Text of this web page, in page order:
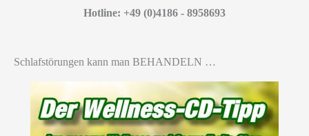
Hotline: +49 (0)4186 - 8958693
Schlafstörungen kann man BEHANDELN …